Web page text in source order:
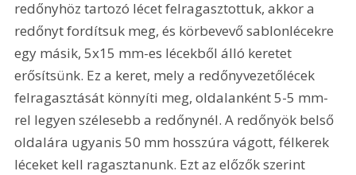
redőnyhöz tartozó lécet felragasztottuk, akkor a
redőnyt fordítsuk meg, és körbevevő sablonlécekre
egy másik, 5x15 mm-es lécekből álló keretet
erősítsünk. Ez a keret, mely a redőnyvezetőlécek
felragasztását könnyíti meg, oldalanként 5-5 mm-
rel legyen szélesebb a redőnynél. A redőnyök belső
oldalára ugyanis 50 mm hosszúra vágott, félkerek
léceket kell ragasztanunk. Ezt az előzők szerint